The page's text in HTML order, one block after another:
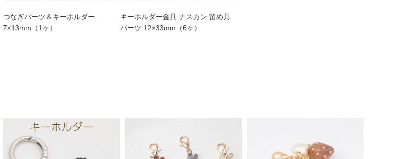
つなぎパーツ＆キーホルダー
7×13mm（1ヶ）
キーホルダー金具 ナスカン 留め具
パーツ 12×33mm（6ヶ）